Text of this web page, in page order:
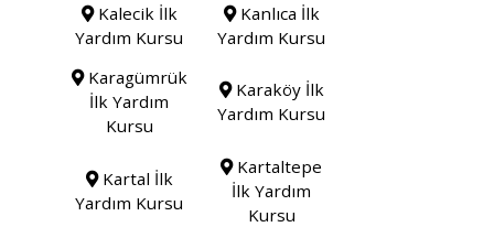
Kalecik İlk
Yardım Kursu
Kanlıca İlk
Yardım Kursu
Karagümrük
İlk Yardım
Kursu
Karaköy İlk
Yardım Kursu
Kartal İlk
Yardım Kursu
Kartaltepe
İlk Yardım
Kursu